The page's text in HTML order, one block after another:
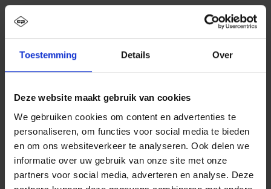
Toestemming Details Over
Deze website maakt gebruik van cookies
We gebruiken cookies om content en advertenties te
personaliseren, om functies voor social media te bieden
en om ons websiteverkeer te analyseren. Ook delen we
informatie over uw gebruik van onze site met onze
partners voor social media, adverteren en analyse. Deze
PSA schoon-vuil-garderobekast Evolo PLUS, 4
vakken voor 2 personen, voor het gescheiden
opbergen van persoonlijke en werkkle…Meer